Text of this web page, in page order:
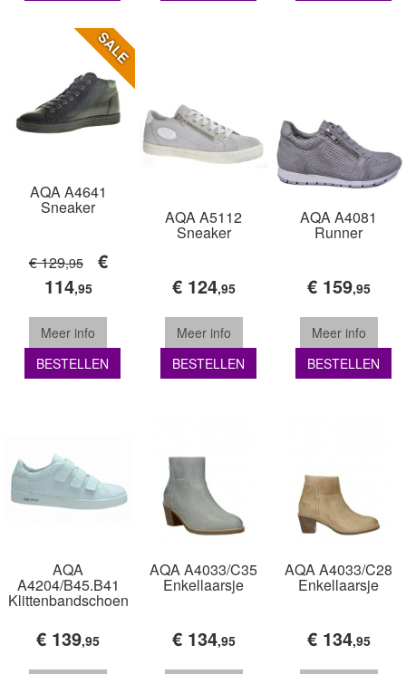
SALE
AQA A4641
Sneaker
€ 129,95
€
114,95
Meer info
BESTELLEN
AQA A5112
Sneaker
€ 124,95
Meer info
BESTELLEN
AQA A4081
Runner
€ 159,95
Meer info
BESTELLEN
AQA
A4204/B45.B41
Klittenbandschoen
€ 139,95
AQA A4033/C35
Enkellaarsje
€ 134,95
AQA A4033/C28
Enkellaarsje
€ 134,95